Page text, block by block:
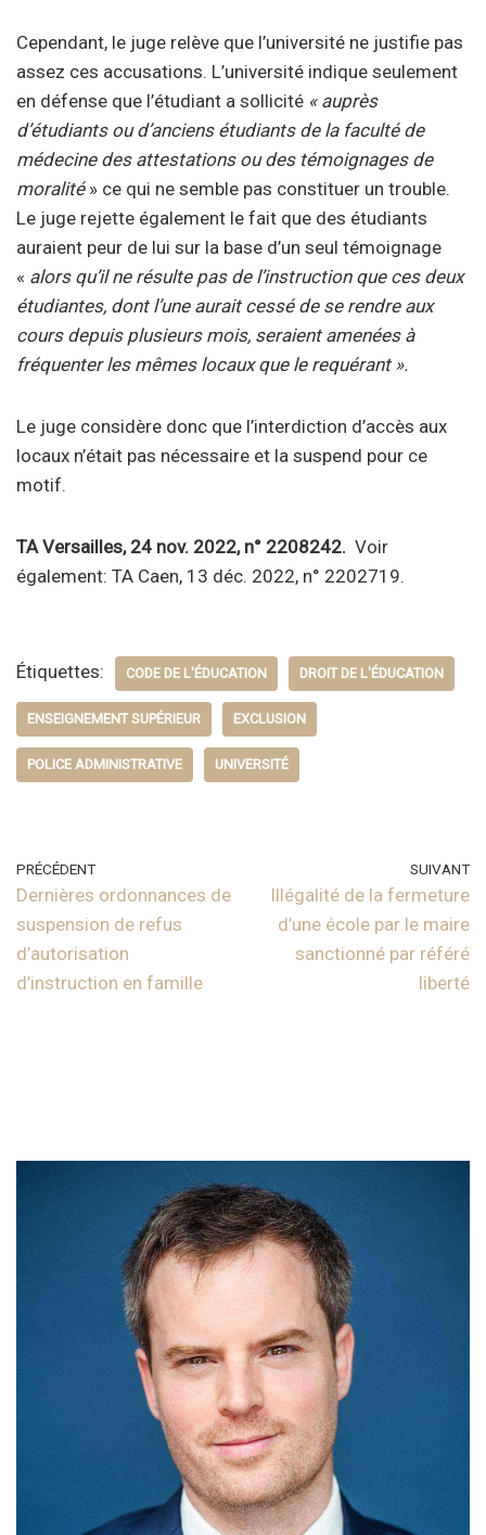
Cependant, le juge relève que l’université ne justifie pas
assez ces accusations. L’université indique seulement
en défense que l’étudiant a sollicité « auprès
d’étudiants ou d’anciens étudiants de la faculté de
médecine des attestations ou des témoignages de
moralité» ce qui ne semble pas constituer un trouble.
Le juge rejette également le fait que des étudiants
auraient peur de lui sur la base d’un seul témoignage
« alors qu’il ne résulte pas de l’instruction que ces deux
étudiantes, dont l’une aurait cessé de se rendre aux
cours depuis plusieurs mois, seraient amenées à
fréquenter les mêmes locaux que le requérant ».
Le juge considère donc que l’interdiction d’accès aux
locaux n’était pas nécessaire et la suspend pour ce
motif.
TA Versailles, 24 nov. 2022, n° 2208242. Voir
également: TA Caen, 13 déc. 2022, n° 2202719.
Étiquettes: CODE DE L'ÉDUCATION DROIT DE L'ÉDUCATION
ENSEIGNEMENT SUPÉRIEUR EXCLUSION
POLICE ADMINISTRATIVE UNIVERSITÉ
PRÉCÉDENT
Dernières ordonnances de
suspension de refus
d’autorisation
d’instruction en famille
SUIVANT
Illégalité de la fermeture
d’une école par le maire
sanctionné par référé
liberté